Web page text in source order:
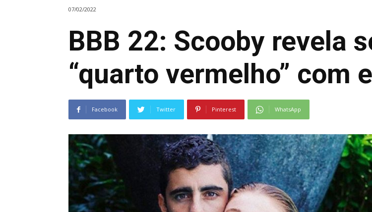
07/02/2022
BBB 22: Scooby revela
“quarto vermelho” com
Facebook Twitter Pinterest WhatsApp